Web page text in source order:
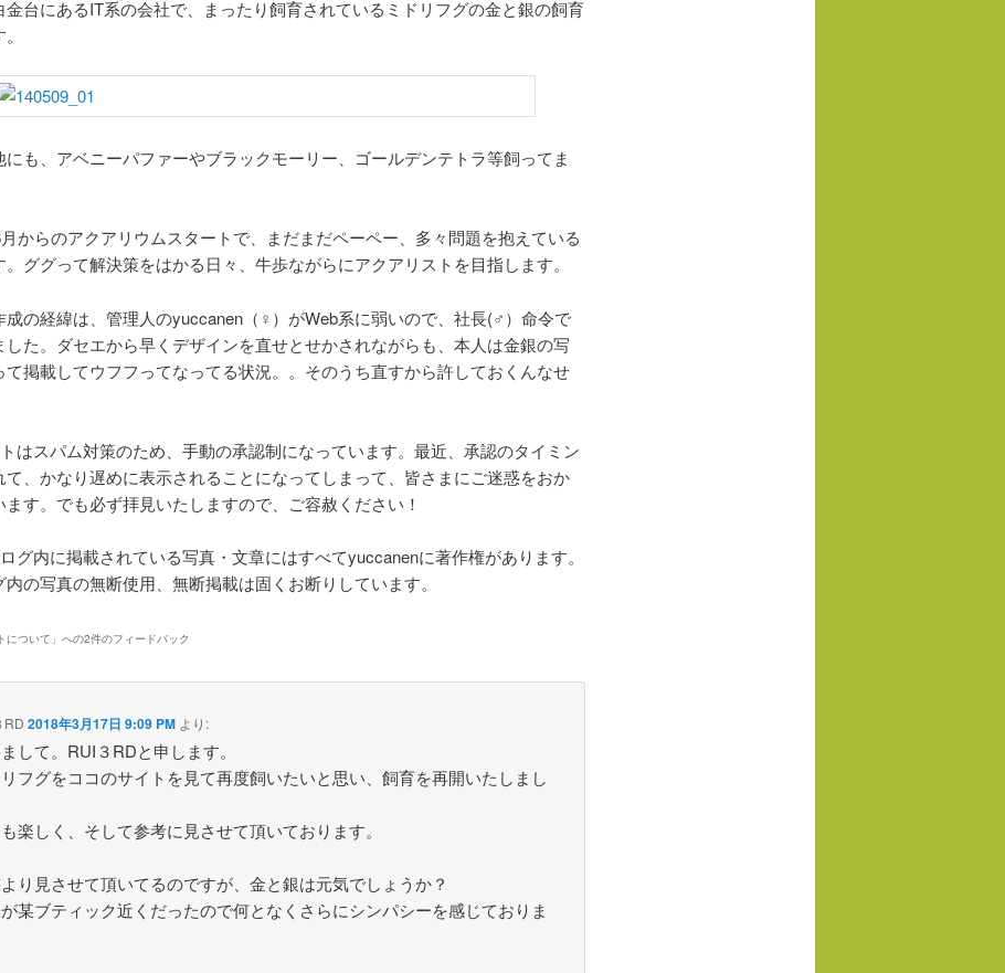
金台にあるIT系の会社で、まったり飼育されているミドリフグの金と銀の飼育
にも、アベニーパファーやブラックモーリー、ゴールデンテトラ等飼ってま
からのアクアリウムスタートで、まだまだペーペー、多々問題を抱えている
。ググって解決策をはかる日々、牛歩ながらにアクアリストを目指します。
成の経緯は、管理人のyuccanen（♀）がWeb系に弱いので、社長(♂）命令で
した。ダセエから早くデザインを直せとせかされながらも、本人は金銀の写
て掲載してウフフってなってる状況。。そのうち直すから許しておくんなせ
はスパム対策のため、手動の承認制になっています。最近、承認のタイミン
て、かなり遅めに表示されることになってしまって、皆さまにご迷惑をおか
ます。でも必ず拝見いたしますので、ご容赦ください！
グ内に掲載されている写真・文章にはすべてyuccanenに著作権があります。
内の写真の無断使用、無断掲載は固くお断りしています。
について 」への2件のフィードバック
RD 2018年3月17日 9:09 PM より:
して。RUI３RDと申します。
フグをココのサイトを見て再度飼いたいと思い、飼育を再開いたしまし
楽しく、そして参考に見させて頂いております。
り見させて頂いてるのですが、金と銀は元気でしょうか？
某ブティック近くだったので何となくさらにシンパシーを感じておりま